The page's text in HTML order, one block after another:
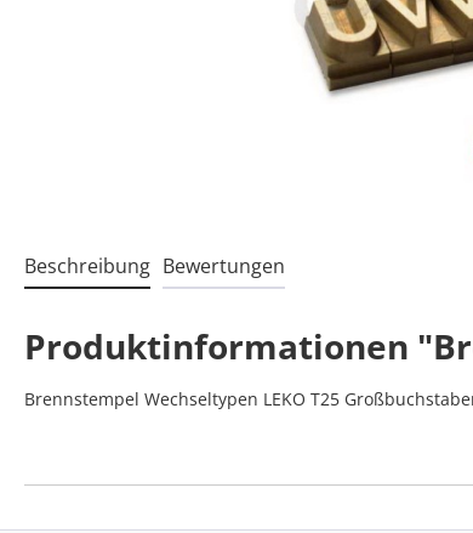
Beschreibung Bewertungen
Produktinformationen
Brennstempel Wechseltypen LEKO T25